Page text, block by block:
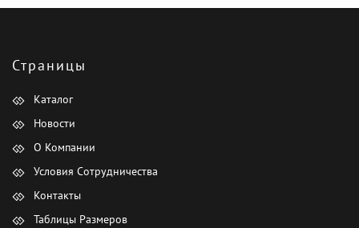
Страницы
Каталог
Новости
О Компании
Условия Сотрудничества
Контакты
Таблицы Размеров